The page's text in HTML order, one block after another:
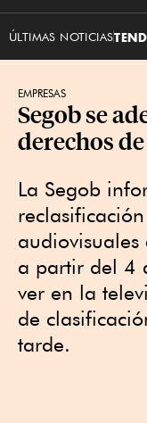
ÚLTIMAS NOTICIAS
EMPRESAS
Segob se
derechos
La Segob
a partir del 4
ver en la
de
tarde.